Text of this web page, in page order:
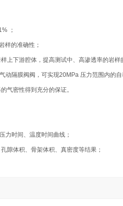
；
样的准确性；
上下游腔体，提高测试中、高渗透率的岩样
动隔膜阀阀，可实现20MPa 压力范围内的
气密性得到充分的保证。
力时间、温度时间曲线；
隙体积、骨架体积、真密度等结果；